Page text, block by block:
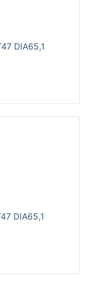
DIA65,1
DIA65,1